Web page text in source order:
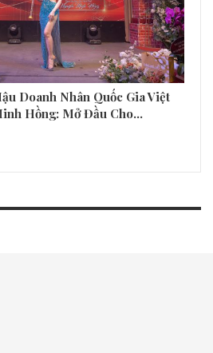
Doanh Nhân Quốc Gia Việt
Hồng: Mở Đầu Cho…